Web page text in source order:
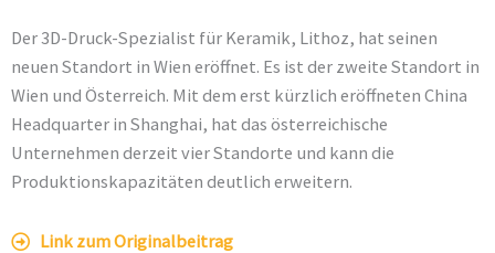
Der 3D-Druck-Spezialist für Keramik, Lithoz, hat seinen
neuen Standort in Wien eröffnet. Es ist der zweite Standort in
Wien und Österreich. Mit dem erst kürzlich eröffneten China
Headquarter in Shanghai, hat das österreichische
Unternehmen derzeit vier Standorte und kann die
Produktionskapazitäten deutlich erweitern.
Link zum Originalbeitrag